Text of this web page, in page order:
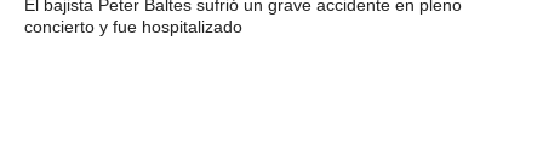
El bajista Peter Baltes sufrió un grave accidente en pleno
concierto y fue hospitalizado